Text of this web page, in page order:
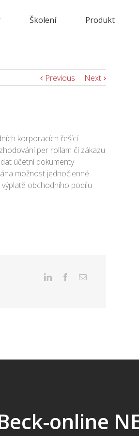
Školení Produkt
Previous Next
korporacích řešící
per rollam či zákazu
účetní dokumenty
možnost jednočlenné
obchodního podílu
online